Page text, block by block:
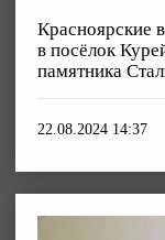
Красноярские
в посёлок
памятника
22.08.2024 14:37